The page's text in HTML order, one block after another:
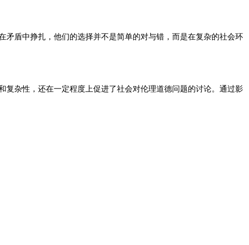
盾中挣扎，他们的选择并不是简单的对与错，而是在复杂的社会环
杂性，还在一定程度上促进了社会对伦理道德问题的讨论。通过影